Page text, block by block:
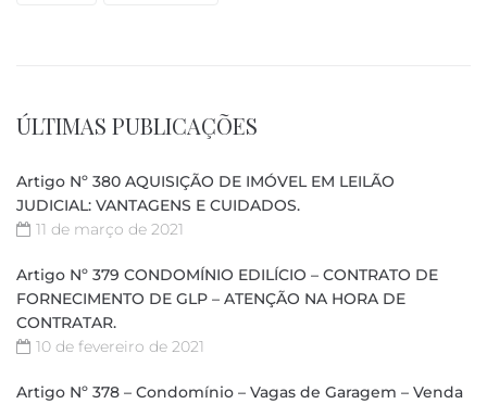
ÚLTIMAS PUBLICAÇÕES
Artigo Nº 380 AQUISIÇÃO DE IMÓVEL EM LEILÃO
JUDICIAL: VANTAGENS E CUIDADOS.
11 de março de 2021
Artigo Nº 379 CONDOMÍNIO EDILÍCIO – CONTRATO DE
FORNECIMENTO DE GLP – ATENÇÃO NA HORA DE
CONTRATAR.
10 de fevereiro de 2021
Artigo Nº 378 – Condomínio – Vagas de Garagem – Venda